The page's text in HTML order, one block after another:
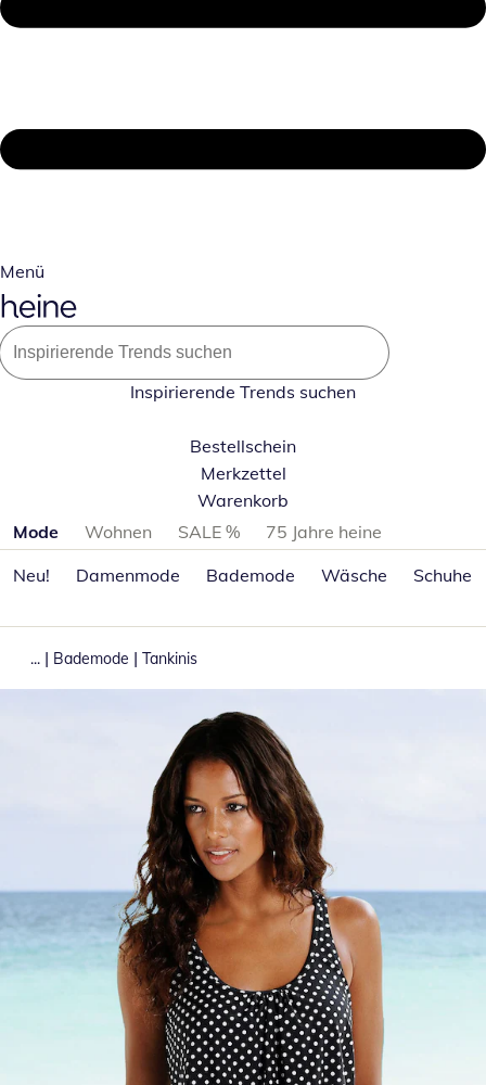
Menü
Inspirierende Trends suchen
Bestellschein
Merkzettel
Warenkorb
Produktkategorien überspringen
Mode Wohnen SALE %
75 Jahre heine
Neu!
Damenmode Bademode Wäsche Schuhe
... | Bademode | Tankinis